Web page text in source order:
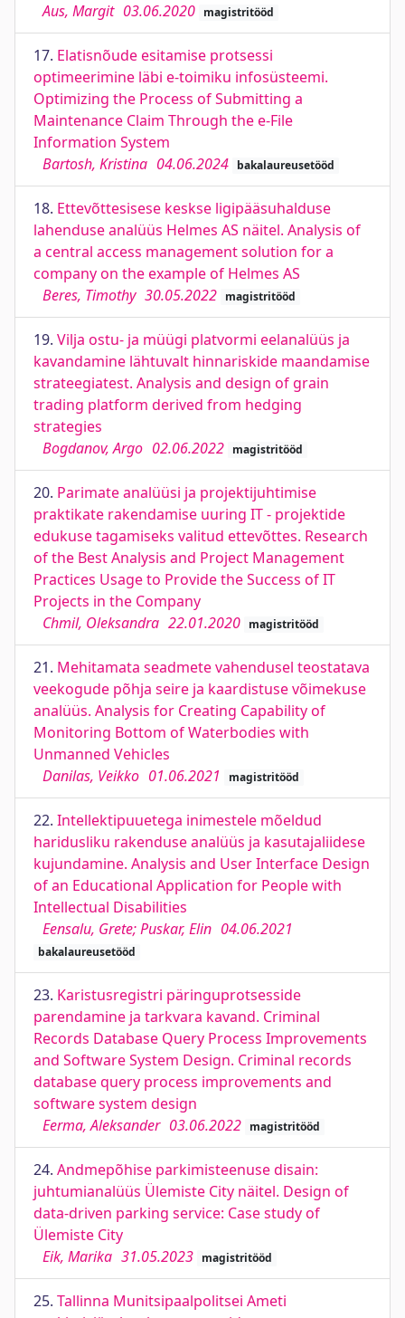
Aus, Margit 03.06.2020 magistritööd
17. Elatisnõude esitamise protsessi
optimeerimine läbi e-toimiku infosüsteemi.
Optimizing the Process of Submitting a
Maintenance Claim Through the e-File
Information System
Bartosh, Kristina 04.06.2024 bakalaureusetööd
18. Ettevõttesisese keskse ligipääsuhalduse
lahenduse analüüs Helmes AS näitel. Analysis of
a central access management solution for a
company on the example of Helmes AS
Beres, Timothy 30.05.2022 magistritööd
19. Vilja ostu- ja müügi platvormi eelanalüüs ja
kavandamine lähtuvalt hinnariskide maandamise
strateegiatest. Analysis and design of grain
trading platform derived from hedging
strategies
Bogdanov, Argo 02.06.2022 magistritööd
20. Parimate analüüsi ja projektijuhtimise
praktikate rakendamise uuring IT - projektide
edukuse tagamiseks valitud ettevõttes. Research
of the Best Analysis and Project Management
Practices Usage to Provide the Success of IT
Projects in the Company
Chmil, Oleksandra 22.01.2020 magistritööd
21. Mehitamata seadmete vahendusel teostatava
veekogude põhja seire ja kaardistuse võimekuse
analüüs. Analysis for Creating Capability of
Monitoring Bottom of Waterbodies with
Unmanned Vehicles
Danilas, Veikko 01.06.2021 magistritööd
22. Intellektipuuetega inimestele mõeldud
haridusliku rakenduse analüüs ja kasutajaliidese
kujundamine. Analysis and User Interface Design
of an Educational Application for People with
Intellectual Disabilities
Eensalu, Grete; Puskar, Elin 04.06.2021
bakalaureusetööd
23. Karistusregistri päringuprotsesside
parendamine ja tarkvara kavand. Criminal
Records Database Query Process Improvements
and Software System Design. Criminal records
database query process improvements and
software system design
Eerma, Aleksander 03.06.2022 magistritööd
24. Andmepõhise parkimisteenuse disain:
juhtumianalüüs Ülemiste City näitel. Design of
data-driven parking service: Case study of
Ülemiste City
Eik, Marika 31.05.2023 magistritööd
25. Tallinna Munitsipaalpolitsei Ameti